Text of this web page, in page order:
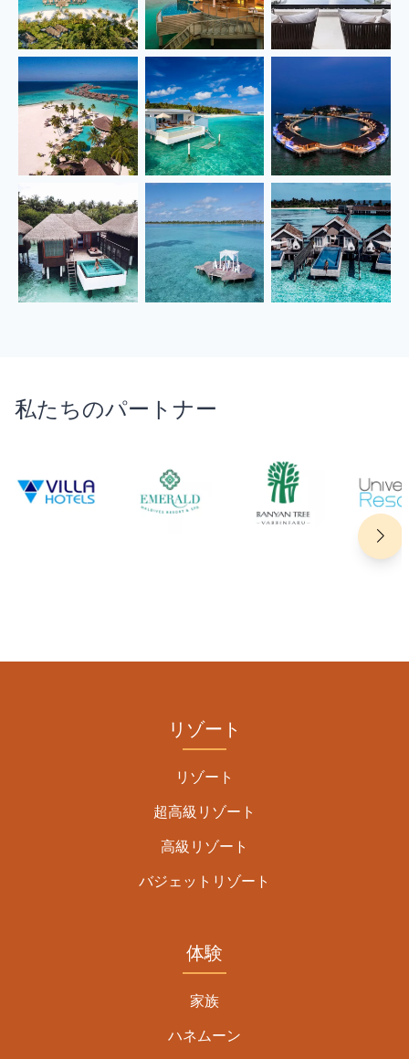
私たちのパートナー
リゾート
リゾート
超高級リゾート
高級リゾート
バジェットリゾート
体験
家族
ハネムーン